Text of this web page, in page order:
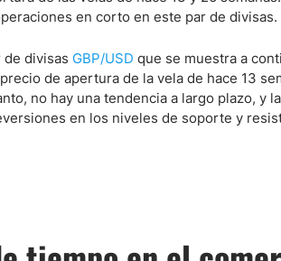
en corto en este par de divisas.
divisas GBP/USD que se muestra a
de apertura de la vela de hace 13
no hay una tendencia a largo plazo, y
en los niveles de soporte y